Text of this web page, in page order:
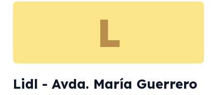
L
Lidl - Avda. María Guerrero